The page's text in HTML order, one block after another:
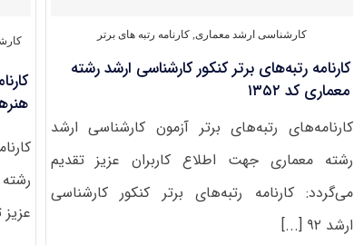
کارشناسی ارشد معماری,کارنامه رتبه های برتر
کارنامه رتبه‌های برتر کنکور کارشناسی ارشد رشته
معماری کد ۱۳۵۲
کارنامه‌های رتبه‌های برتر آزمون کارشناسی ارشد
رشته معماری جهت اطلاع کاربران عزیز تقدیم
می‌گردد: کارنامه رتبه‌های برتر کنکور کارشناسی
ارشد ۹۲ [...]